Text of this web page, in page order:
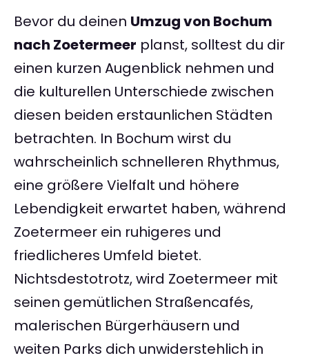
Bevor du deinen Umzug von Bochum
nach Zoetermeer planst, solltest du dir
einen kurzen Augenblick nehmen und
die kulturellen Unterschiede zwischen
diesen beiden erstaunlichen Städten
betrachten. In Bochum wirst du
wahrscheinlich schnelleren Rhythmus,
eine größere Vielfalt und höhere
Lebendigkeit erwartet haben, während
Zoetermeer ein ruhigeres und
friedlicheres Umfeld bietet.
Nichtsdestotrotz, wird Zoetermeer mit
seinen gemütlichen Straßencafés,
malerischen Bürgerhäusern und
weiten Parks dich unwiderstehlich in